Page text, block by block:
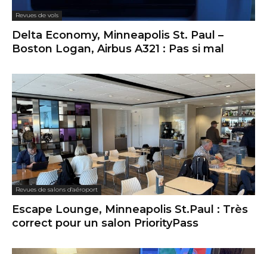
Revues de vols
Delta Economy, Minneapolis St. Paul –
Boston Logan, Airbus A321 : Pas si mal
Revues de salons d'aéroport
Escape Lounge, Minneapolis St.Paul : Très
correct pour un salon PriorityPass